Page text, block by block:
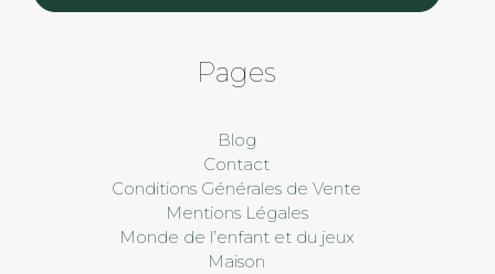
Pages
Blog
Contact
Conditions Générales de Vente
Mentions Légales
Monde de l’enfant et du jeux
Maison